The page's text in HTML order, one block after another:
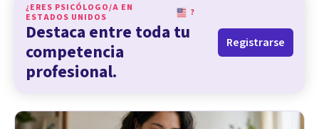
¿ERES PSICÓLOGO/A EN
ESTADOS UNIDOS
?
Destaca entre toda tu
competencia
profesional.
Registrarse